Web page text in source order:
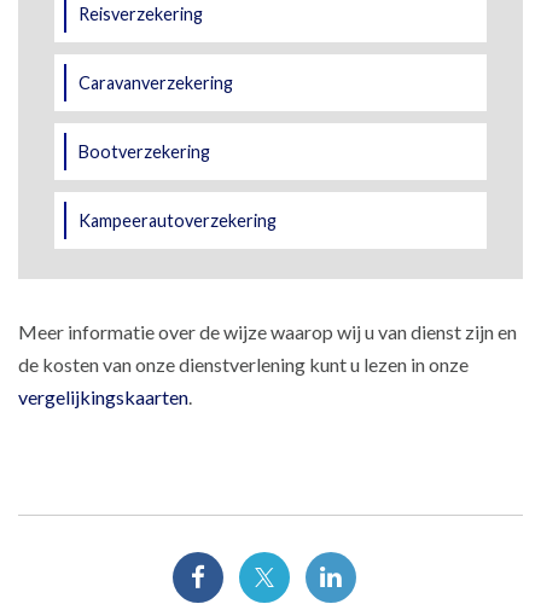
Reisverzekering
Caravanverzekering
Bootverzekering
Kampeerautoverzekering
Meer informatie over de wijze waarop wij u van dienst zijn en
de kosten van onze dienstverlening kunt u lezen in onze
vergelijkingskaarten